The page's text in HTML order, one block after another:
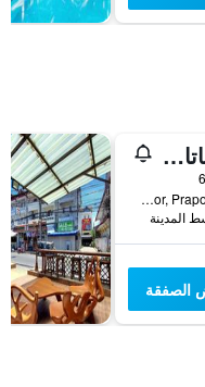
هوتل أو بوباتارا تشيانغماي
12/1 Soi 4 Kor, Prapokklao Road, شيانج ماي, تايلاند
الصفقة